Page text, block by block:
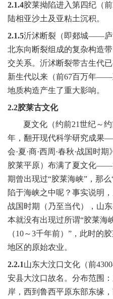
2.1.4胶莱拗陷进入第四纪（前
陆相亚沙土及亚粘土沉积。
2.1.5沂沭断裂（即郯城——庐
北东向断裂组成的复杂构造
交关系。沂沭断裂带古生代
新生代以来（前67百万年——
地质构造产生了重大影响。
2.2胶莱古文化
夏文化（约前21世纪～
年，翻开现代科学研究成果
会·夏·商·西周·春秋·战国时
胶莱平原）布满了夏文化——
期曾出现过“胶莱海峡”，那
陷于海峡之中呢？事实说明
战国时期（乃至当代），山
本就没有出现过所谓“胶莱海
（10～3千年前）”，此时的
地区的原始农业。
2.2.1山东大汶口文化（前4300
安县大汶口故名。分布范围
岸，西到鲁西平原东部东缘